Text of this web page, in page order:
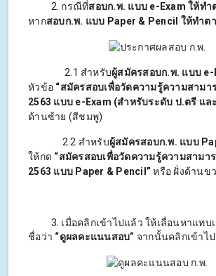
2. กรณีที่สอบก.พ. แบบ e-Exam ให้ทำ
หากสอบก.พ. แบบ Paper & Pencil ให้ทำต
2.1 สำหรับผู้สมัครสอบก.พ. แบบ e-
หัวข้อ “สมัครสอบเพื่อวัดความรู้ความสามา
2563 แบบ e-Exam (สำหรับระดับ ป.ตรี แล
ด้านซ้าย (สีชมพู)
2.2 สำหรับผู้สมัครสอบก.พ. แบบ
ให้กด “สมัครสอบเพื่อวัดความรู้ความสามา
2563 แบบ Paper & Pencil” หรือ ฝั่งด้านข
3. เมื่อคลิกเข้าไปแล้ว ให้เลื่อนหาแทบ
ชื่อว่า “ดูผลคะแนนสอบ” จากนั้นคลิกเข้าไป